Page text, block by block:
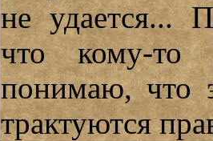
не удается...
что кому-то
понимаю, что
трактуются